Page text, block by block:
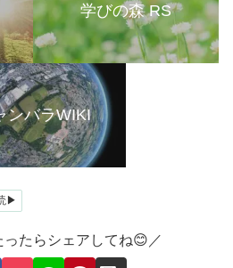
学びの森 RS
ンバラWIKI
▶
ったらシェアしてね😊／